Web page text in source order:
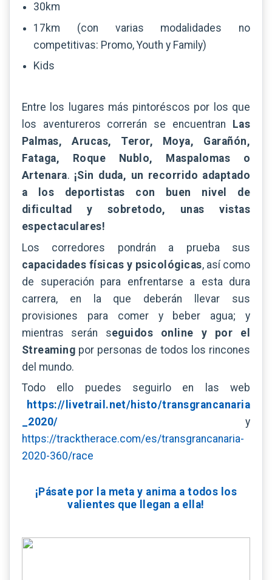
30km
17km (con varias modalidades no
competitivas: Promo, Youth y Family)
Kids
Entre los lugares más pintoréscos por los que
los aventureros correrán se encuentran
Las
Palmas, Arucas, Teror, Moya, Garañón,
Fataga, Roque Nublo, Maspalomas o
Artenara. ¡Sin duda, un recorrido adaptado
a los deportistas con buen nivel de
dificultad y sobretodo, unas vistas
espectaculares!
Los corredores pondrán a prueba sus
capacidades físicas y psicológicas, así como
de superación para enfrentarse a esta dura
carrera, en la que deberán llevar sus
provisiones para comer y beber agua; y
mientras serán seguidos online y por el
Streaming por personas de todos los rincones
del mundo.
Todo ello puedes seguirlo en las web
https://livetrail.net/histo/transgrancanaria
_2020/ y
https://tracktherace.com/es/transgrancanaria-
2020-360/race
¡Pásate por la meta y anima a todos los
valientes que llegan a ella!